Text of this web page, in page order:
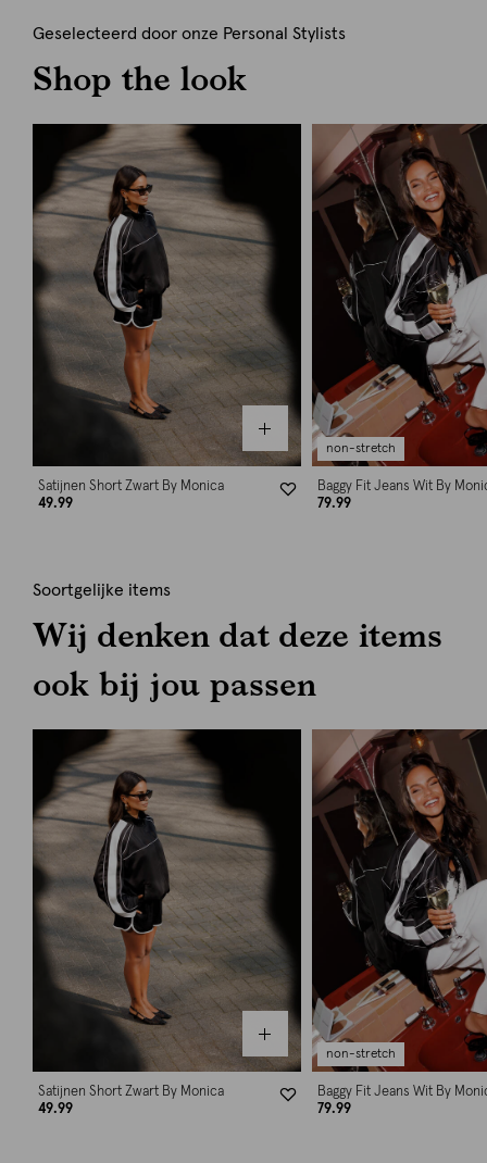
Geselecteerd door onze Personal Stylists
Shop the look
Satijnen Short Zwart By Monica
49.99
non-stretch
Baggy Fit Jeans Wit By
79.99
Soortgelijke items
Wij denken dat deze items
ook bij jou passen
Satijnen Short Zwart By Monica
49.99
non-stretch
Baggy Fit Jeans Wit By
79.99